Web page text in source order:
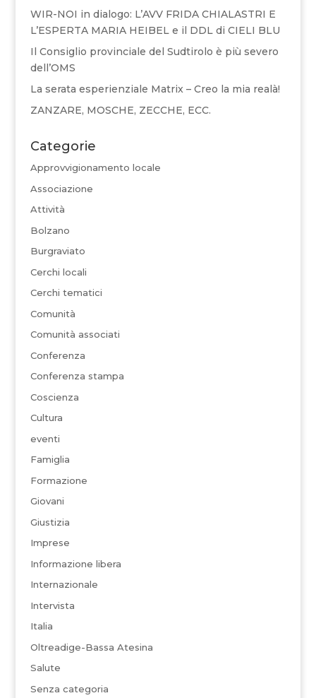
WIR-NOI in dialogo: L’AVV FRIDA CHIALASTRI E
L’ESPERTA MARIA HEIBEL e il DDL di CIELI BLU
Il Consiglio provinciale del Sudtirolo è più severo
dell’OMS
La serata esperienziale Matrix – Creo la mia realà!
ZANZARE, MOSCHE, ZECCHE, ECC.
Categorie
Approvvigionamento locale
Associazione
Attività
Bolzano
Burgraviato
Cerchi locali
Cerchi tematici
Comunità
Comunità associati
Conferenza
Conferenza stampa
Coscienza
Cultura
eventi
Famiglia
Formazione
Giovani
Giustizia
Imprese
Informazione libera
Internazionale
Intervista
Italia
Oltreadige-Bassa Atesina
Salute
Senza categoria